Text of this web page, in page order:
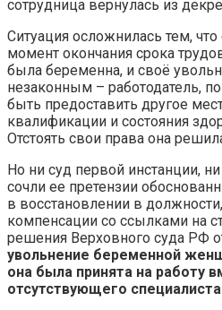
сотрудница вернулась из
Ситуация осложнилась тем,
момент окончания срока
была беременна, и своё
незаконным – работодатель,
быть предоставить другое
квалификации и состояния
Отстоять свои права она
Но ни суд первой инстанции,
сочли ее претензии
в восстановлении в
компенсации со ссылками на
решения Верховного суда РФ
увольнение беременной
она была принята на работу
отсутствующего